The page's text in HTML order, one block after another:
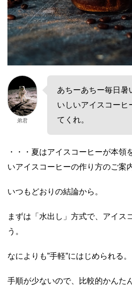
弟君
あちーあちー毎日暑
いしいアイスコーヒ
てくれ。
・・・夏はアイスコーヒーが本領
いアイスコーヒーの作り方のご案内
いつもどおりの結論から。
まずは「水出し」方式で、アイス
う。
なによりも”手軽”にはじめられる。
手順が少ないので、比較的かんた